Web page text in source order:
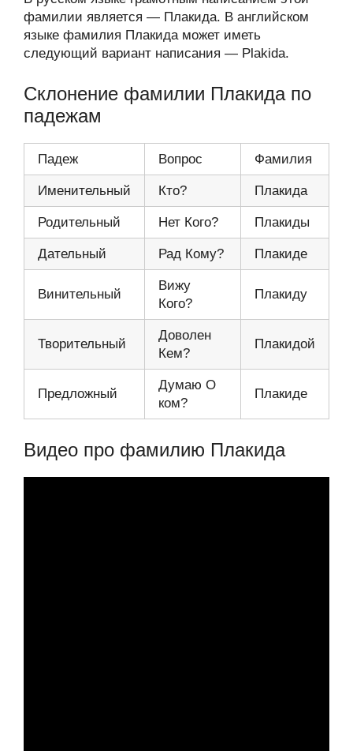
фамилии является — Плакида. В английском
языке фамилия Плакида может иметь
следующий вариант написания — Plakida.
Склонение фамилии Плакида по
падежам
Падеж Вопрос Фамилия
Именительный Кто? Плакида
Родительный Нет Кого? Плакиды
Дательный Рад Кому? Плакиде
Винительный
Вижу
Кого?
Плакиду
Творительный
Доволен
Кем?
Плакидой
Предложный
Думаю О
ком?
Плакиде
Видео про фамилию Плакида